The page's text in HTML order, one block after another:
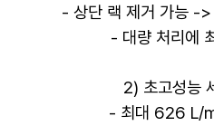
- 상단 랙 제거 가능 -
- 대량 처리에
2) 초고성능
- 최대 626 L/